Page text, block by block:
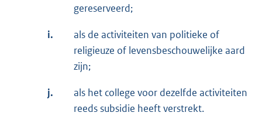
gereserveerd;
i.
als de activiteiten van politieke of
religieuze of levensbeschouwelijke aard
zijn;
j.
als het college voor dezelfde activiteiten
reeds subsidie heeft verstrekt.